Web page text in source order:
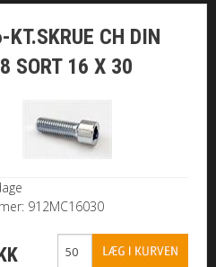
KT.SKRUE CH DIN
SORT 16 X 30
912MC16030